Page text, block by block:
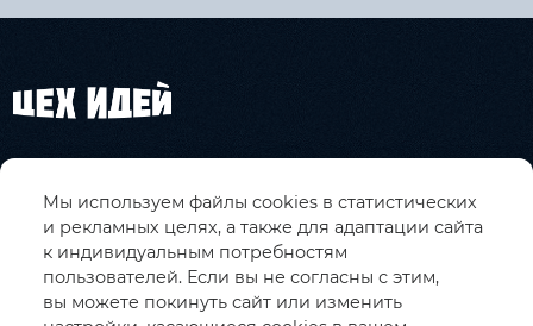
КАТАЛОГ
УСЛУГИ
КОНТАКТЫ
Мы используем файлы cookies в статистических
и рекламных целях, а также для адаптации сайта
к индивидуальным потребностям
пользователей. Если вы не согласны с этим,
вы можете покинуть сайт или изменить